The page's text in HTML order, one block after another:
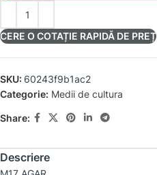
CERE O COTAȚIE RAPIDĂ DE PREȚ
SKU: 60243f9b1ac2
Categorie: Medii de cultura
Share:
Descriere